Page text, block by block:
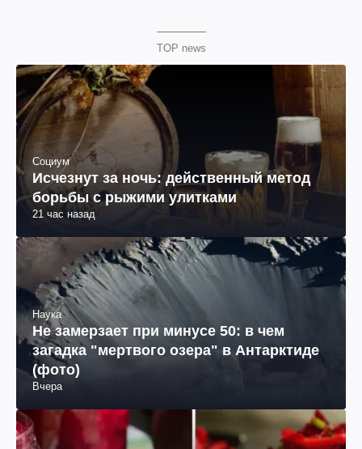
TOP news
Социум
Исчезнут за ночь: действенный метод
борьбы с рыжими улитками
21 час назад
Наука
Не замерзает при минусе 50: в чем
загадка "мертвого озера" в Антарктиде
(фото)
Вчера